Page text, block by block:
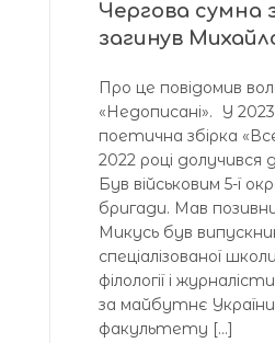
Чергова сумна
загинув
Про це повідомив
«Недописані». У
поетична збірка
2022 році долучився
Був військовим 5-ї
бригади. Мав
Микусь був
спеціалізованої
філології і
за майбутнє
факультету […]